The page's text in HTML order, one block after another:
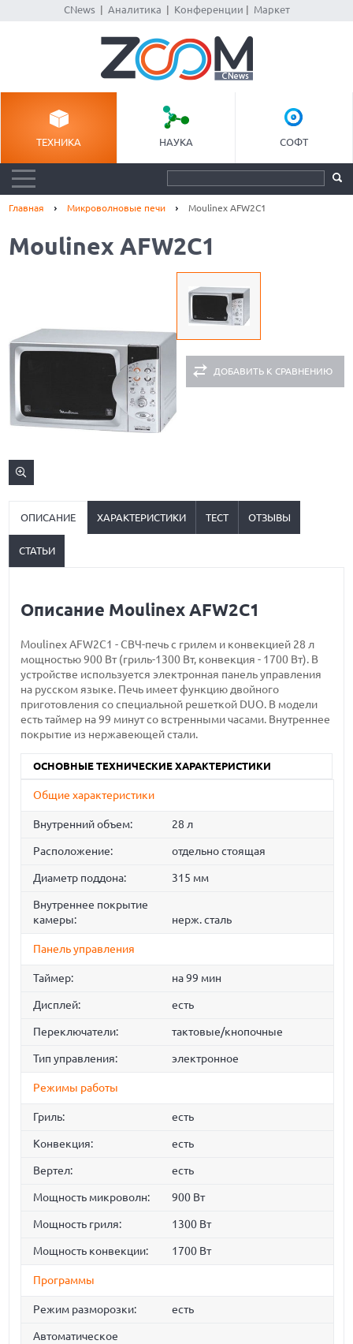
CNews| Аналитика Конференции Маркет
ТЕХНИКА НАУКА СОФТ
Главная Микроволновые печи Moulinex AFW2C1
Moulinex AFW2C1
ДОБАВИТЬ К СРАВНЕНИЮ
ОПИСАНИЕ ХАРАКТЕРИСТИКИ ТЕСТ ОТЗЫВЫ
СТАТЬИ
Описание Moulinex AFW2C1
Moulinex AFW2C1 - СВЧ-печь с грилем и конвекцией 28 л
мощностью 900 Вт (гриль-1300 Вт, конвекция - 1700 Вт). В
устройстве используется электронная панель управления
на русском языке. Печь имеет функцию двойного
приготовления со специальной решеткой DUO. В модели
есть таймер на 99 минут со встренными часами. Внутреннее
покрытие из нержавеющей стали.
ОСНОВНЫЕ ТЕХНИЧЕСКИЕ ХАРАКТЕРИСТИКИ
Общие характеристики
Внутренний объем: 28 л
Расположение: отдельно стоящая
Диаметр поддона: 315 мм
Внутреннее покрытие
камеры:
нерж. сталь
Панель управления
Таймер: на 99 мин
Дисплей: есть
Переключатели: тактовые/кнопочные
Тип управления: электронное
Режимы работы
Гриль: есть
Конвекция: есть
Вертел: есть
Мощность микроволн: 900 Вт
Мощность гриля: 1300 Вт
Мощность конвекции: 1700 Вт
Программы
Режим разморозки: есть
Автоматическое